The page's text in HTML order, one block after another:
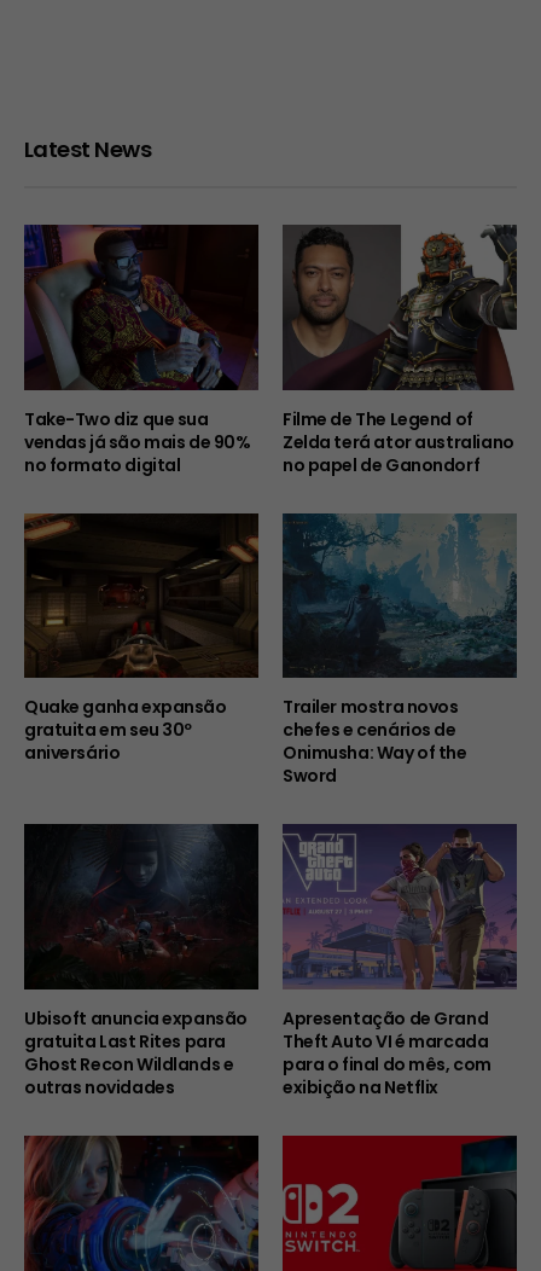
Latest News
Take-Two diz que sua
vendas já são mais de 90%
no formato digital
Filme de The Legend of
Zelda terá ator australiano
no papel de Ganondorf
Quake ganha expansão
gratuita em seu 30º
aniversário
Trailer mostra novos
chefes e cenários de
Onimusha: Way of the
Sword
Ubisoft anuncia expansão
gratuita Last Rites para
Ghost Recon Wildlands e
outras novidades
Apresentação de Grand
Theft Auto VI é marcada
para o final do mês, com
exibição na Netflix